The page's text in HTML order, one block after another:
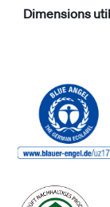
Dimensions